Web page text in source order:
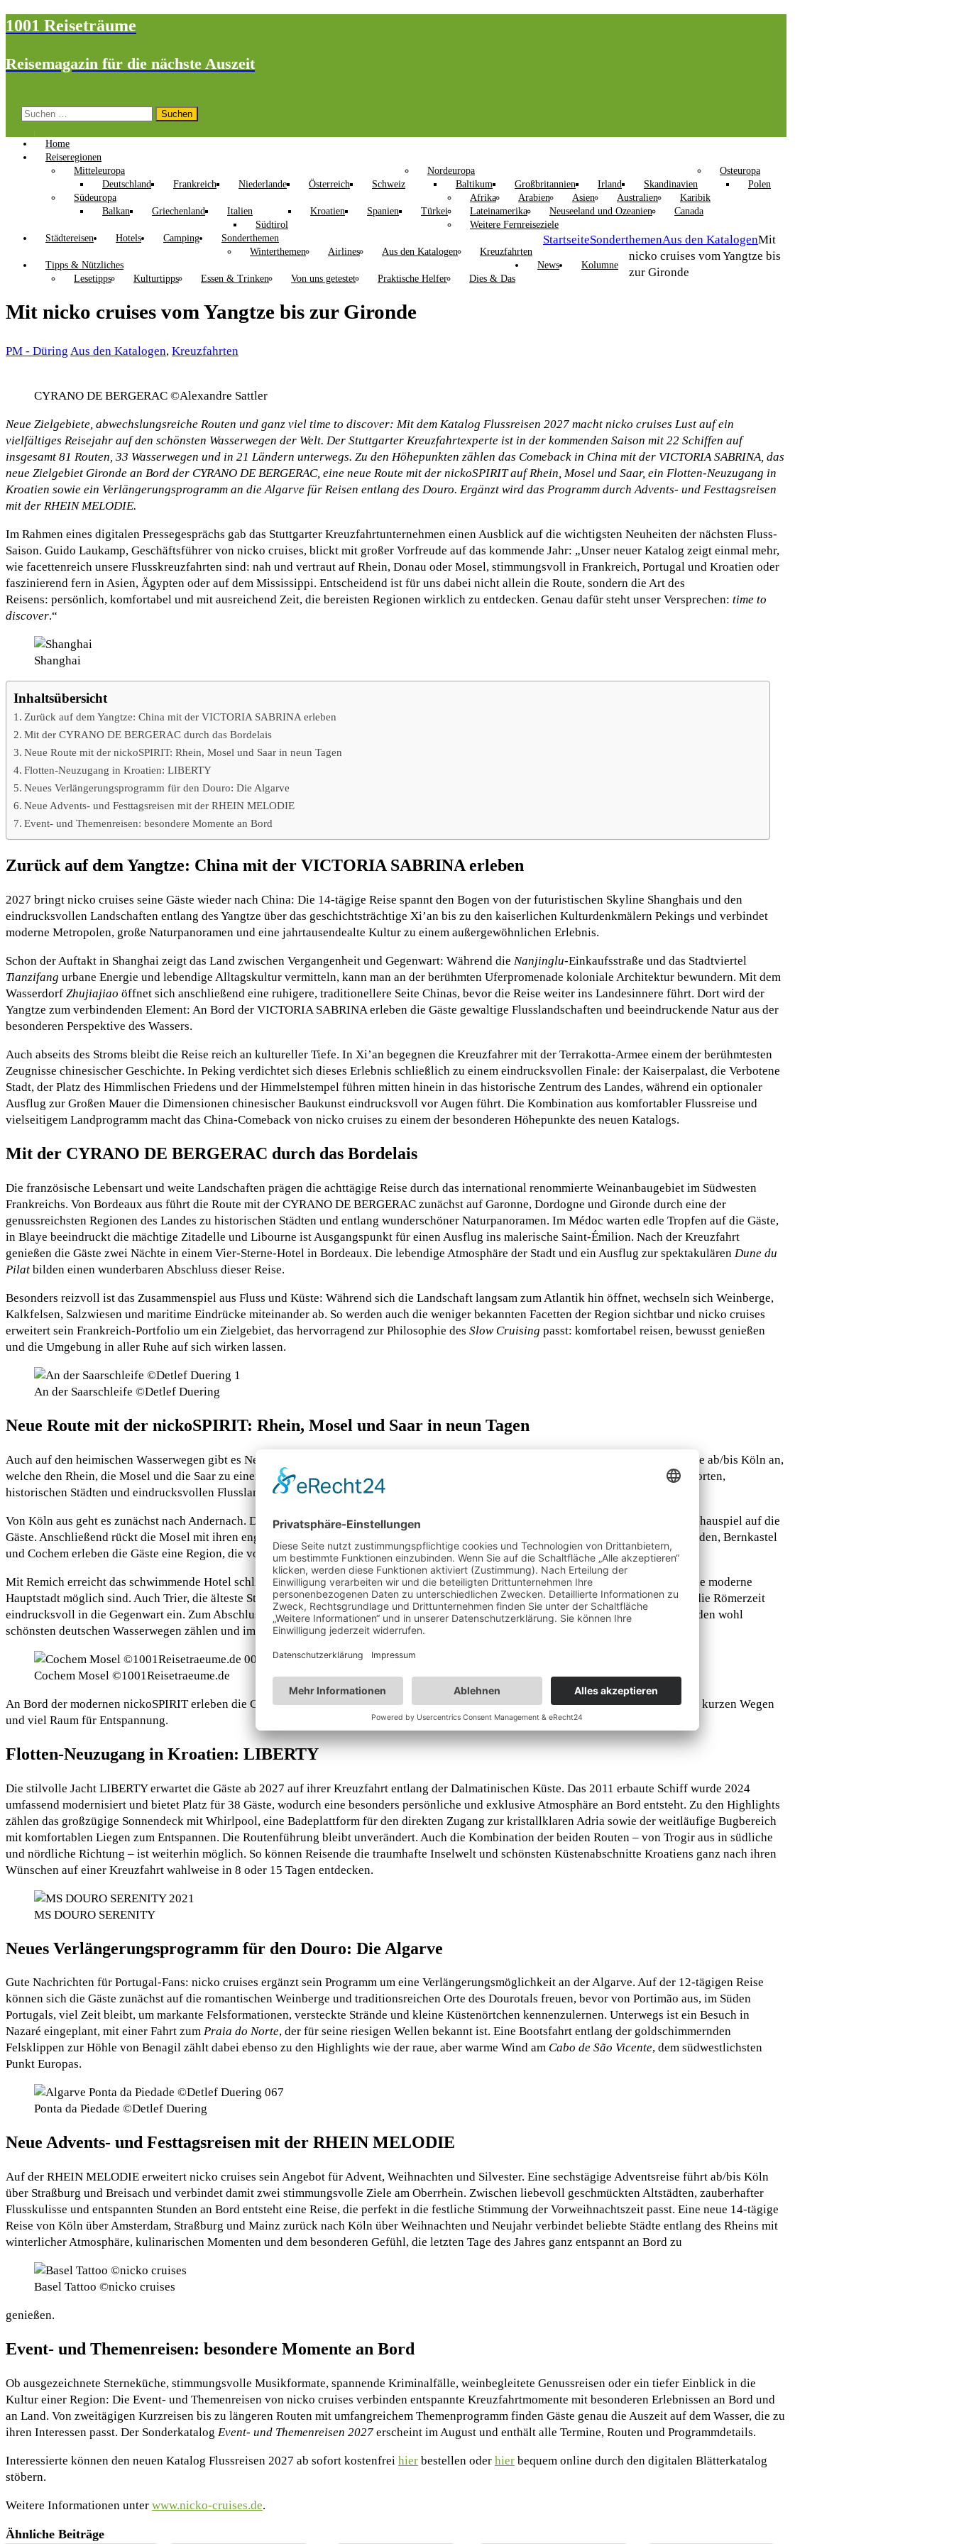
1001 Reiseträume
Reisemagazin für die nächste Auszeit
Suchen
Home
Reiseregionen
Mitteleuropa
Deutschland
Frankreich Niederlande Österreich Schweiz
Nordeuropa
Baltikum
Großbritannien Irland Skandinavien
Osteuropa
Polen
Südeuropa
Balkan
Griechenland
Italien
Südtirol
Kroatien Spanien Türkei
Afrika Arabien Asien Australien
Karibik
Lateinamerika
Neuseeland und Ozeanien
Canada
Weitere Fernreiseziele
Städtereisen
Hotels Camping
Sonderthemen
Winterthemen
Airlines Aus den Katalogen
Kreuzfahrten
Tipps & Nützliches
Lesetipps
Kulturtipps Essen & Trinken Von uns getestet Praktische Helfer Dies & Das
News Kolumne
StartseiteSonderthemenAus den KatalogenMit
nicko cruises vom Yangtze bis
zur Gironde
Mit nicko cruises vom Yangtze bis zur Gironde
PM - Düring Aus den Katalogen, Kreuzfahrten
CYRANO DE BERGERAC ©Alexandre Sattler
Neue Zielgebiete, abwechslungsreiche Routen und ganz viel time to discover: Mit dem Katalog Flussreisen 2027 macht nicko cruises Lust auf ein
vielfältiges Reisejahr auf den schönsten Wasserwegen der Welt. Der Stuttgarter Kreuzfahrtexperte ist in der kommenden Saison mit 22 Schiffen auf
insgesamt 81 Routen, 33 Wasserwegen und in 21 Ländern unterwegs. Zu den Höhepunkten zählen das Comeback in China mit der VICTORIA SABRINA, das
neue Zielgebiet Gironde an Bord der CYRANO DE BERGERAC, eine neue Route mit der nickoSPIRIT auf Rhein, Mosel und Saar, ein Flotten-Neuzugang in
Kroatien sowie ein Verlängerungsprogramm an die Algarve für Reisen entlang des Douro. Ergänzt wird das Programm durch Advents- und Festtagsreisen
mit der RHEIN MELODIE.
Im Rahmen eines digitalen Pressegesprächs gab das Stuttgarter Kreuzfahrtunternehmen einen Ausblick auf die wichtigsten Neuheiten der nächsten Fluss-
Saison. Guido Laukamp, Geschäftsführer von nicko cruises, blickt mit großer Vorfreude auf das kommende Jahr: „Unser neuer Katalog zeigt einmal mehr,
wie facettenreich unsere Flusskreuzfahrten sind: nah und vertraut auf Rhein, Donau oder Mosel, stimmungsvoll in Frankreich, Portugal und Kroatien oder
faszinierend fern in Asien, Ägypten oder auf dem Mississippi. Entscheidend ist für uns dabei nicht allein die Route, sondern die Art des
Reisens: persönlich, komfortabel und mit ausreichend Zeit, die bereisten Regionen wirklich zu entdecken. Genau dafür steht unser Versprechen: time to
discover.“
Shanghai
Inhaltsübersicht
Zurück auf dem Yangtze: China mit der VICTORIA SABRINA erleben
Mit der CYRANO DE BERGERAC durch das Bordelais
Neue Route mit der nickoSPIRIT: Rhein, Mosel und Saar in neun Tagen
Flotten-Neuzugang in Kroatien: LIBERTY
Neues Verlängerungsprogramm für den Douro: Die Algarve
Neue Advents- und Festtagsreisen mit der RHEIN MELODIE
Event- und Themenreisen: besondere Momente an Bord
Zurück auf dem Yangtze: China mit der VICTORIA SABRINA erleben
2027 bringt nicko cruises seine Gäste wieder nach China: Die 14-tägige Reise spannt den Bogen von der futuristischen Skyline Shanghais und den
eindrucksvollen Landschaften entlang des Yangtze über das geschichtsträchtige Xi’an bis zu den kaiserlichen Kulturdenkmälern Pekings und verbindet
moderne Metropolen, große Naturpanoramen und eine jahrtausendealte Kultur zu einem außergewöhnlichen Erlebnis.
Schon der Auftakt in Shanghai zeigt das Land zwischen Vergangenheit und Gegenwart: Während die Nanjinglu-Einkaufsstraße und das Stadtviertel
Tianzifang urbane Energie und lebendige Alltagskultur vermitteln, kann man an der berühmten Uferpromenade koloniale Architektur bewundern. Mit dem
Wasserdorf Zhujiajiao öffnet sich anschließend eine ruhigere, traditionellere Seite Chinas, bevor die Reise weiter ins Landesinnere führt. Dort wird der
Yangtze zum verbindenden Element: An Bord der VICTORIA SABRINA erleben die Gäste gewaltige Flusslandschaften und beeindruckende Natur aus der
besonderen Perspektive des Wassers.
Auch abseits des Stroms bleibt die Reise reich an kultureller Tiefe. In Xi’an begegnen die Kreuzfahrer mit der Terrakotta-Armee einem der berühmtesten
Zeugnisse chinesischer Geschichte. In Peking verdichtet sich dieses Erlebnis schließlich zu einem eindrucksvollen Finale: der Kaiserpalast, die Verbotene
Stadt, der Platz des Himmlischen Friedens und der Himmelstempel führen mitten hinein in das historische Zentrum des Landes, während ein optionaler
Ausflug zur Großen Mauer die Dimensionen chinesischer Baukunst eindrucksvoll vor Augen führt. Die Kombination aus komfortabler Flussreise und
vielseitigem Landprogramm macht das China-Comeback von nicko cruises zu einem der besonderen Höhepunkte des neuen Katalogs.
Mit der CYRANO DE BERGERAC durch das Bordelais
Die französische Lebensart und weite Landschaften prägen die achttägige Reise durch das international renommierte Weinanbaugebiet im Südwesten
Frankreichs. Von Bordeaux aus führt die Route mit der CYRANO DE BERGERAC zunächst auf Garonne, Dordogne und Gironde durch eine der
genussreichsten Regionen des Landes zu historischen Städten und entlang wunderschöner Naturpanoramen. Im Médoc warten edle Tropfen auf die Gäste,
in Blaye beeindruckt die mächtige Zitadelle und Libourne ist Ausgangspunkt für einen Ausflug ins malerische Saint-Émilion. Nach der Kreuzfahrt
genießen die Gäste zwei Nächte in einem Vier-Sterne-Hotel in Bordeaux. Die lebendige Atmosphäre der Stadt und ein Ausflug zur spektakulären Dune du
Pilat bilden einen wunderbaren Abschluss dieser Reise.
Besonders reizvoll ist das Zusammenspiel aus Fluss und Küste: Während sich die Landschaft langsam zum Atlantik hin öffnet, wechseln sich Weinberge,
Kalkfelsen, Salzwiesen und maritime Eindrücke miteinander ab. So werden auch die weniger bekannten Facetten der Region sichtbar und nicko cruises
erweitert sein Frankreich-Portfolio um ein Zielgebiet, das hervorragend zur Philosophie des Slow Cruising passt: komfortabel reisen, bewusst genießen
und die Umgebung in aller Ruhe auf sich wirken lassen.
An der Saarschleife ©Detlef Duering
Neue Route mit der nickoSPIRIT: Rhein, Mosel und Saar in neun Tagen
Auch auf den heimischen Wasserwegen gibt es Neuigkeiten: Mit der nickoSPIRIT bietet der Stuttgarter Reiseexperte eine neuntägige Reise ab/bis Köln an,
welche den Rhein, die Mosel und die Saar zu einem abwechslungsreichen Kreuzfahrterlebnis verbindet. Zwischen traditionsreichen Weinorten,
historischen Städten und eindrucksvollen Flusslandschaften zeigt die Route, welches Entdeckungspotenzial direkt vor der Haustür liegt.
Von Köln aus geht es zunächst nach Andernach. Dort wartet mit dem höchsten Kaltwasser-Geysir der Welt ein außergewöhnliches Naturschauspiel auf die
Gäste. Anschließend rückt die Mosel mit ihren engen Schleifen, steilen Rebhängen und charmanten Orten in den Mittelpunkt. In Treis-Karden, Bernkastel
und Cochem erleben die Gäste eine Region, die von Weinbau, Fachwerk und jahrhundertealter Geschichte geprägt ist.
Mit Remich erreicht das schwimmende Hotel schließlich Luxemburg, von wo aus Ausflüge zur romantischen Saarschleife oder direkt in die moderne
Hauptstadt möglich sind. Auch Trier, die älteste Stadt Deutschlands, ist Teil des Programms und bringt mit derPorta Nigraund dem Dom die Römerzeit
eindrucksvoll in die Gegenwart ein. Zum Abschluss führt die Reise über Koblenz zurück nach Köln – vorbei an Flusslandschaften, die zu den wohl
schönsten deutschen Wasserwegen zählen und immer wieder neue Perspektiven eröffnen.
Cochem Mosel ©1001Reisetraeume.de
An Bord der modernen nickoSPIRIT erleben die Gäste dabei die Vorzüge eines innovativen Schiffskonzepts mit persönlicher Atmosphäre, kurzen Wegen
und viel Raum für Entspannung.
Flotten-Neuzugang in Kroatien: LIBERTY
Die stilvolle Jacht LIBERTY erwartet die Gäste ab 2027 auf ihrer Kreuzfahrt entlang der Dalmatinischen Küste. Das 2011 erbaute Schiff wurde 2024
umfassend modernisiert und bietet Platz für 38 Gäste, wodurch eine besonders persönliche und exklusive Atmosphäre an Bord entsteht. Zu den Highlights
zählen das großzügige Sonnendeck mit Whirlpool, eine Badeplattform für den direkten Zugang zur kristallklaren Adria sowie der weitläufige Bugbereich
mit komfortablen Liegen zum Entspannen. Die Routenführung bleibt unverändert. Auch die Kombination der beiden Routen – von Trogir aus in südliche
und nördliche Richtung – ist weiterhin möglich. So können Reisende die traumhafte Inselwelt und schönsten Küstenabschnitte Kroatiens ganz nach ihren
Wünschen auf einer Kreuzfahrt wahlweise in 8 oder 15 Tagen entdecken.
MS DOURO SERENITY
Neues Verlängerungsprogramm für den Douro: Die Algarve
Gute Nachrichten für Portugal-Fans: nicko cruises ergänzt sein Programm um eine Verlängerungsmöglichkeit an der Algarve. Auf der 12-tägigen Reise
können sich die Gäste zunächst auf die romantischen Weinberge und traditionsreichen Orte des Dourotals freuen, bevor von Portimão aus, im Süden
Portugals, viel Zeit bleibt, um markante Felsformationen, versteckte Strände und kleine Küstenörtchen kennenzulernen. Unterwegs ist ein Besuch in
Nazaré eingeplant, mit einer Fahrt zum Praia do Norte, der für seine riesigen Wellen bekannt ist. Eine Bootsfahrt entlang der goldschimmernden
Felsklippen zur Höhle von Benagil zählt dabei ebenso zu den Highlights wie der raue, aber warme Wind am Cabo de São Vicente, dem südwestlichsten
Punkt Europas.
Ponta da Piedade ©Detlef Duering
Neue Advents- und Festtagsreisen mit der RHEIN MELODIE
Auf der RHEIN MELODIE erweitert nicko cruises sein Angebot für Advent, Weihnachten und Silvester. Eine sechstägige Adventsreise führt ab/bis Köln
über Straßburg und Breisach und verbindet damit zwei stimmungsvolle Ziele am Oberrhein. Zwischen liebevoll geschmückten Altstädten, zauberhafter
Flusskulisse und entspannten Stunden an Bord entsteht eine Reise, die perfekt in die festliche Stimmung der Vorweihnachtszeit passt. Eine neue 14-tägige
Reise von Köln über Amsterdam, Straßburg und Mainz zurück nach Köln über Weihnachten und Neujahr verbindet beliebte Städte entlang des Rheins mit
winterlicher Atmosphäre, kulinarischen Momenten und dem besonderen Gefühl, die letzten Tage des Jahres ganz entspannt an Bord zu
Basel Tattoo ©nicko cruises
genießen.
Event- und Themenreisen: besondere Momente an Bord
Ob ausgezeichnete Sterneküche, stimmungsvolle Musikformate, spannende Kriminalfälle, weinbegleitete Genussreisen oder ein tiefer Einblick in die
Kultur einer Region: Die Event- und Themenreisen von nicko cruises verbinden entspannte Kreuzfahrtmomente mit besonderen Erlebnissen an Bord und
an Land. Von zweitägigen Kurzreisen bis zu längeren Routen mit umfangreichem Themenprogramm finden Gäste genau die Auszeit auf dem Wasser, die zu
ihren Interessen passt. Der Sonderkatalog Event- und Themenreisen 2027 erscheint im August und enthält alle Termine, Routen und Programmdetails.
Interessierte können den neuen Katalog Flussreisen 2027 ab sofort kostenfrei hier bestellen oder hier bequem online durch den digitalen Blätterkatalog
stöbern.
Weitere Informationen unter www.nicko-cruises.de.
Ähnliche Beiträge